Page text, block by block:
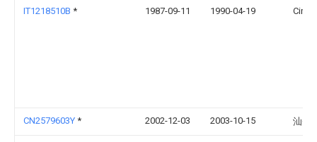
IT1218510B * 1987-09-11 1990-04-19 Cima
CN2579603Y * 2002-12-03 2003-10-15 汕头